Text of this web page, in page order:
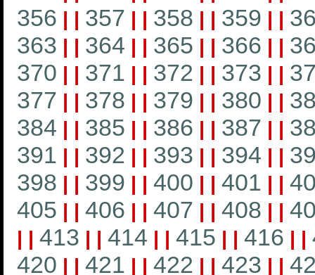
356 | | 357 | | 358 | | 359 | |
363 | | 364 | | 365 | | 366 | |
370 | | 371 | | 372 | | 373 | |
377 | | 378 | | 379 | | 380 | |
384 | | 385 | | 386 | | 387 | |
391 | | 392 | | 393 | | 394 | |
398 | | 399 | | 400 | | 401 | |
405 | | 406 | | 407 | | 408 | |
| | 413 | | 414 | | 415 | | 416 | |
420 | | 421 | | 422 | | 423 | |